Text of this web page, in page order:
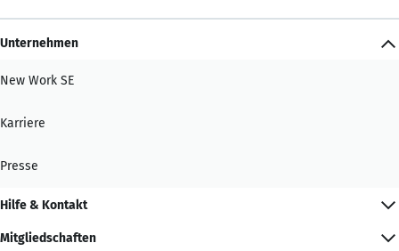
Unternehmen
New Work SE
Karriere
Presse
Hilfe & Kontakt
Mitgliedschaften